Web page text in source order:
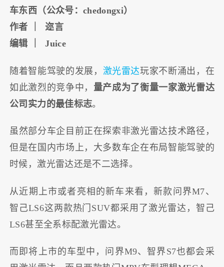
车东西（公众号：chedongxi）
作者 ｜ 迩言
编辑 ｜ Juice
随着智能驾驶的发展， 激光雷达玩家不断涌出，在
如此激烈的竞争中， 量产成为了衡量一家激光雷达
公司实力的最佳标志。
虽然部分车企目前正在探索非激光雷达技术路径，
但是在国内市场上，大多数车企在布局智能驾驶的
时候，激光雷达还是不二选择。
从近期上市或者亮相的新车来看，新款问界M7、
智己LS6这两款热门SUV都采用了激光雷达，智己
LS6甚至全系标配激光雷达。
而即将上市的车型中，问界M9、智界S7也都会采